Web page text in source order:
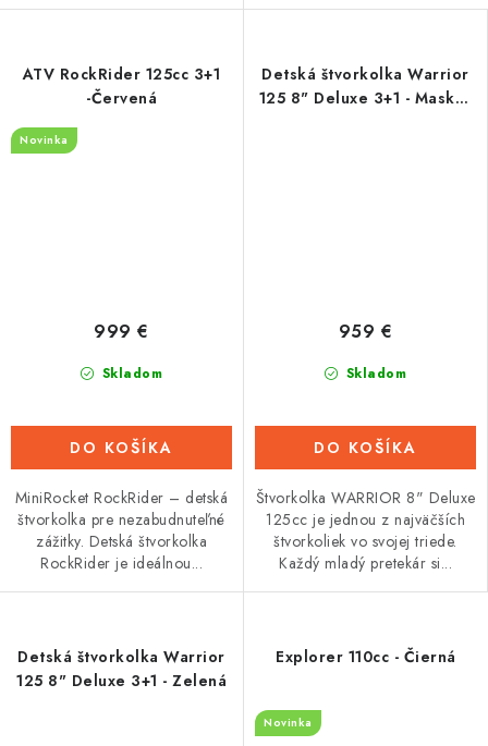
ATV RockRider 125cc 3+1
-Červená
Novinka
Skladom
999 €
DO KOŠÍKA
MiniRocket RockRider – detská
štvorkolka pre nezabudnuteľné
zážitky. Detská štvorkolka
RockRider je ideálnou...
Detská štvorkolka Warrior
125 8" Deluxe 3+1 - Maskáč
Skladom
959 €
DO KOŠÍKA
Štvorkolka WARRIOR 8" Deluxe
125cc je jednou z najväčších
štvorkoliek vo svojej triede.
Každý mladý pretekár si...
Detská štvorkolka Warrior
125 8" Deluxe 3+1 - Zelená
Explorer 110cc - Čierná
Novinka